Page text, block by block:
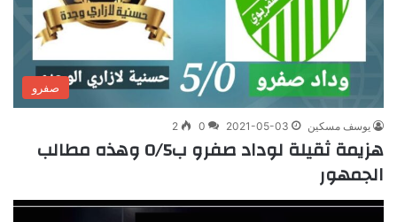
صفرو
يوسف مسكين 2021-05-03
0
2
هزيمة ثقيلة لوداد صفرو ب0/5 وهذه مطالب
الجمهور